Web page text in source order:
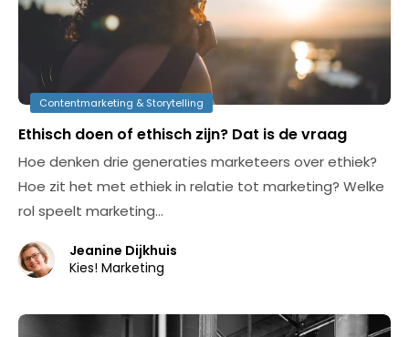
Contentmarketing & Storytelling
Ethisch doen of ethisch zijn? Dat is de vraag
Hoe denken drie generaties marketeers over ethiek?
Hoe zit het met ethiek in relatie tot marketing? Welke
rol speelt marketing…
Jeanine Dijkhuis
Kies! Marketing